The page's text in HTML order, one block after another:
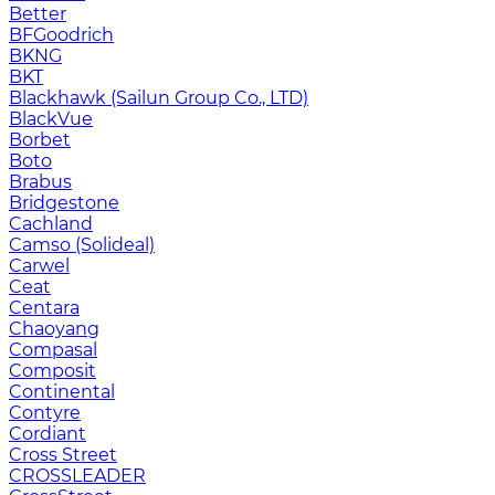
Better
BFGoodrich
BKNG
BKT
Blackhawk (Sailun Group Co., LTD)
BlackVue
Borbet
Boto
Brabus
Bridgestone
Cachland
Camso (Solideal)
Carwel
Ceat
Centara
Chaoyang
Compasal
Composit
Continental
Contyre
Cordiant
Cross Street
CROSSLEADER